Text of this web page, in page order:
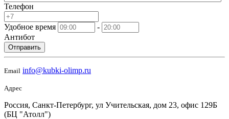
Телефон
Удобное время
-
Антибот
Отправить
Email info@kubki-olimp.ru
Адрес
Россия, Санкт-Петербург, ул Учительская, дом 23, офис 129Б
(БЦ "Атолл")